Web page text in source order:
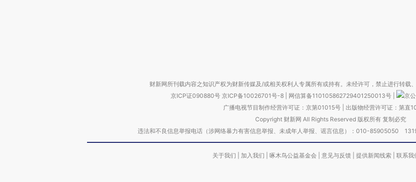
财新网所刊载内容之知识产权为财新传媒及/或相关权利人专属所有或持有。未经许可，禁止进行转载
京ICP证090880号 京ICP备10026701号-8 网信算备110105862729401250013号
京
广播电视节目制作经营许可证：京第01015号| 出版物经营许可证：第直
Copyright 财新网 All Rights Reserved 版权所有 复制必究
违法和不良信息举报电话（涉网络暴力有害信息举报、未成年人举报、谣言信息）：010-85905050
关于我们 加入我们 啄木鸟公益基金会 意见与反馈 提供新闻线索 联系我